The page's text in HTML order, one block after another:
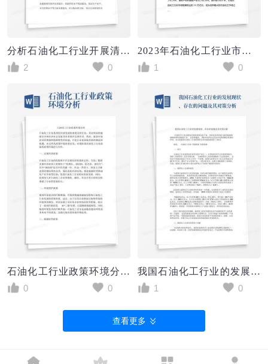
分析石油化工行业开展清洁生产和可持续发展的必要性、规划实施和_
2
0
2023年石油化工行业市场规模分析
1
0
石油化工行业政策环境分析
0
0
我国石油化工行业的发展现状、存在的问题及其对策分析
1
0
查看更多